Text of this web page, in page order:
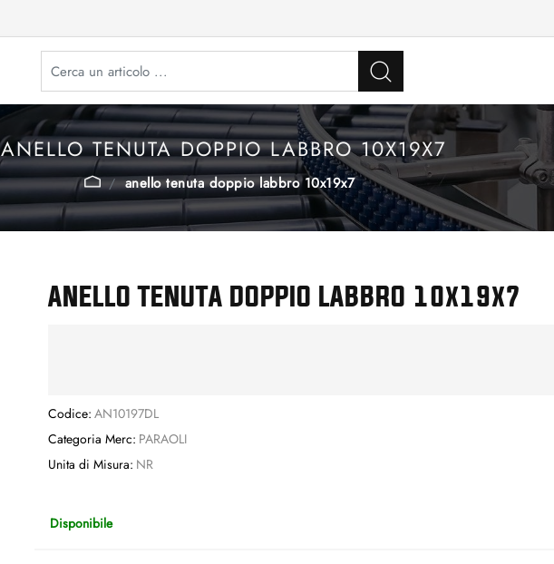
ANELLO TENUTA DOPPIO LABBRO 10X19X7
anello tenuta doppio labbro 10x19x7
ANELLO TENUTA DOPPIO LABBRO 10x19x7
Codice: AN10197DL
Categoria Merc: PARAOLI
Unita di Misura: NR
Disponibile